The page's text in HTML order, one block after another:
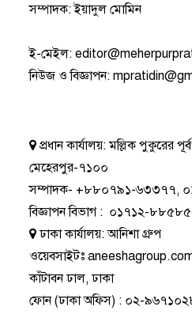
সম্পাদক: ইয়াদুল মোমিন
ই-মেইল:
নিউজ ও বিজ্ঞাপন:
প্রধান কার্যালয়:মল্লিক পুকুরের
মেহেরপুর-৭১০০
সম্পাদক- +৮৮০৭৯১-৬৩৩৭৭,
বিজ্ঞাপন বিভাগ: ০১৭১২-
ঢাকা কার্যালয়:আনিশা গ্রুপ
ওয়েবসাইটঃ
কাঁটাবন ঢাল, ঢাকা
ফোন(ঢাকা অফিস) : ০২-